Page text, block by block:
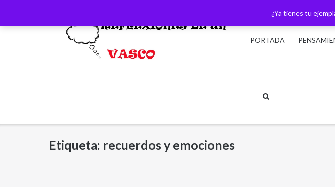
¿Ya tienes tu
PORTADA
Etiqueta: recuerdos y emociones